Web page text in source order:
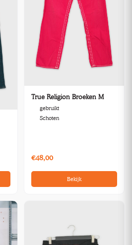
True Religion Broeken M
gebruikt
Schoten
€48,00
Bekijk